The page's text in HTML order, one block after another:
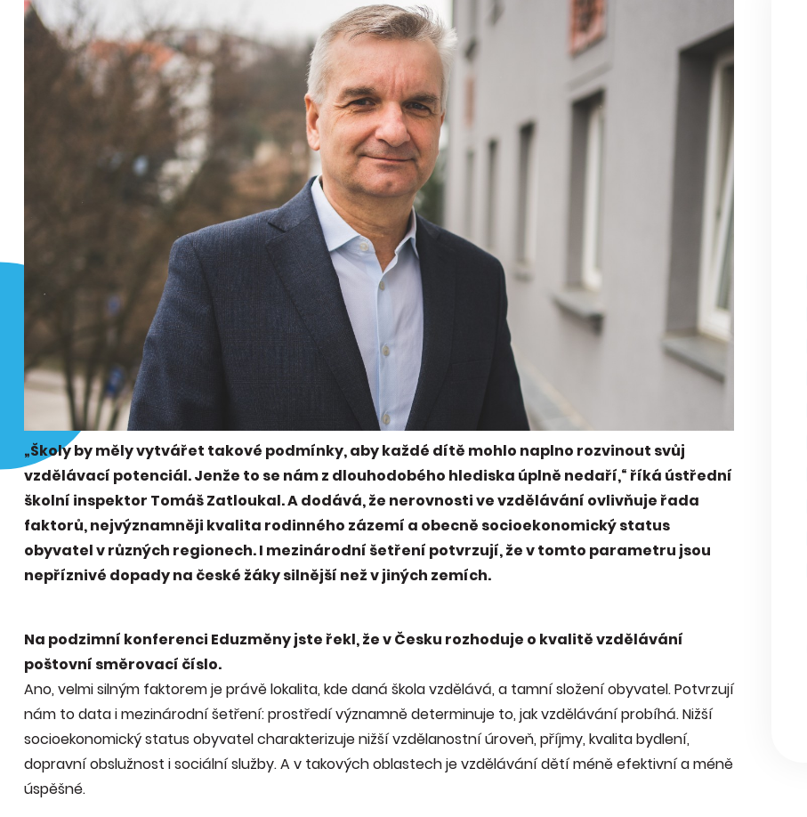
„Školy by měly vytvářet takové podmínky, aby každé dítě mohlo naplno rozvinout svůj
vzdělávací potenciál. Jenže to se nám z dlouhodobého hlediska úplně nedaří,“ říká ústřední
školní inspektor Tomáš Zatloukal. A dodává, že nerovnosti ve vzdělávání ovlivňuje řada
faktorů, nejvýznamněji kvalita rodinného zázemí a obecně socioekonomický status
obyvatel v různých regionech. I mezinárodní šetření potvrzují, že v tomto parametru jsou
nepříznivé dopady na české žáky silnější než v jiných zemích.
Na podzimní konferenci Eduzměny jste řekl, že v Česku rozhoduje o kvalitě vzdělávání
poštovní směrovací číslo.
Ano, velmi silným faktorem je právě lokalita, kde daná škola vzdělává, a tamní složení obyvatel. Potvrzují
nám to data i mezinárodní šetření: prostředí významně determinuje to, jak vzdělávání probíhá. Nižší
socioekonomický status obyvatel charakterizuje nižší vzdělanostní úroveň, příjmy, kvalita bydlení,
dopravní obslužnost i sociální služby. A v takových oblastech je vzdělávání dětí méně efektivní a méně
úspěšné.